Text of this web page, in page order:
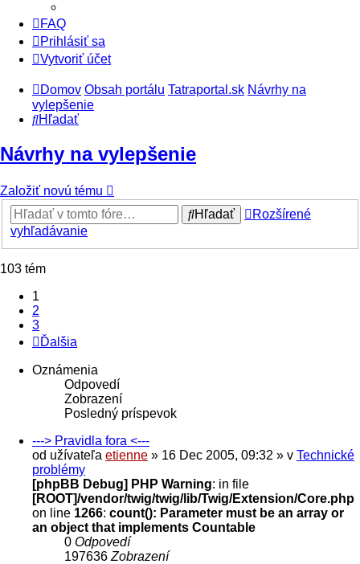
FAQ
Prihlásiť sa
Vytvoriť účet
Domov Obsah portálu Tatraportal.sk Návrhy na
vylepšenie
Hľadať
Návrhy na vylepšenie
Založiť novú tému
Hľadať
Rozšírené
vyhľadávanie
103 tém
1
2
3
Ďalšia
Oznámenia
Odpovedí
Zobrazení
Posledný príspevok
---> Pravidla fora <---
od užívateľa etienne » 16 Dec 2005, 09:32 » v Technické
problémy
[phpBB Debug] PHP Warning: in file
[ROOT]/vendor/twig/twig/lib/Twig/Extension/Core.php
on line 1266: count(): Parameter must be an array or
an object that implements Countable
0 Odpovedí
197636 Zobrazení